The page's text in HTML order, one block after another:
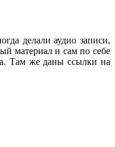
делали аудио записи,
материал и сам по себе
Там же даны ссылки на